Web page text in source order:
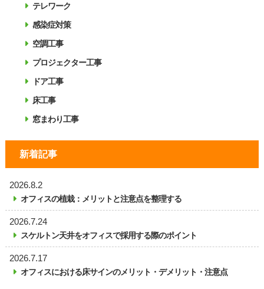
テレワーク
感染症対策
空調工事
プロジェクター工事
ドア工事
床工事
窓まわり工事
新着記事
2026.8.2
オフィスの植栽：メリットと注意点を整理する
2026.7.24
スケルトン天井をオフィスで採用する際のポイント
2026.7.17
オフィスにおける床サインのメリット・デメリット・注意点